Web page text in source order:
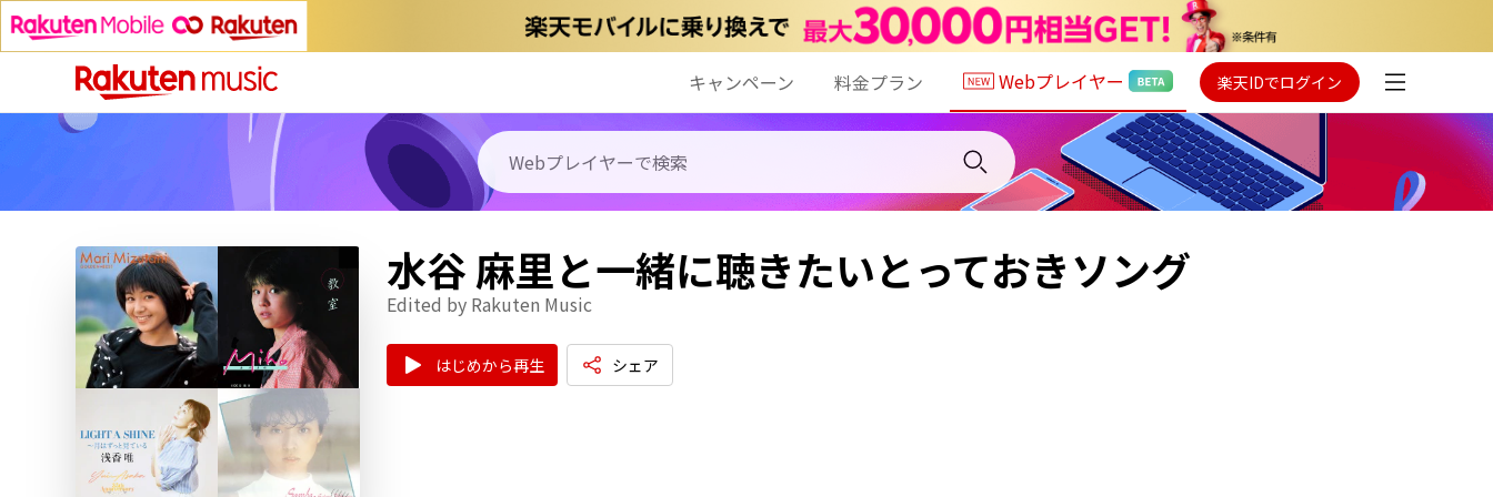
キャンペーン 料金プラン Webプレイヤー 楽天IDでログイン
水谷 麻里と一緒に聴きたいとっておきソング
Edited by Rakuten Music
はじめから再生 シェア